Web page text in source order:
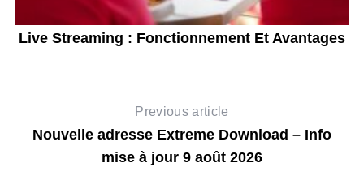
Live Streaming : Fonctionnement Et Avantages
Previous article
Nouvelle adresse Extreme Download – Info
mise à jour 9 août 2026